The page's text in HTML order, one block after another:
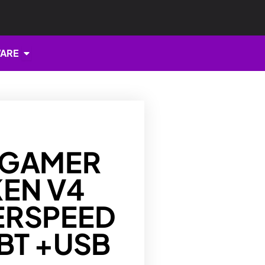
Open HARDWARE
V4
+USB